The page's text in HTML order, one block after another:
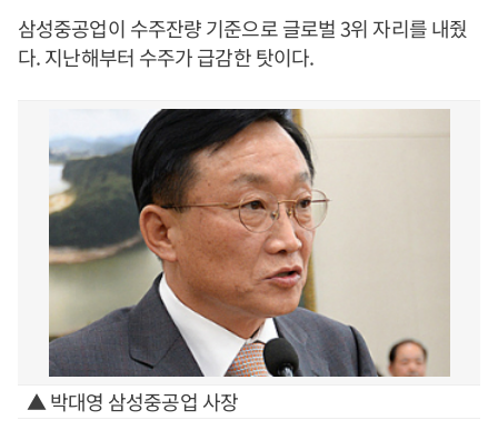
삼성중공업이 수주잔량 기준으로 글로벌 3위 자리를 내줬
다. 지난해부터 수주가 급감한 탓이다.
▲ 박대영 삼성중공업 사장